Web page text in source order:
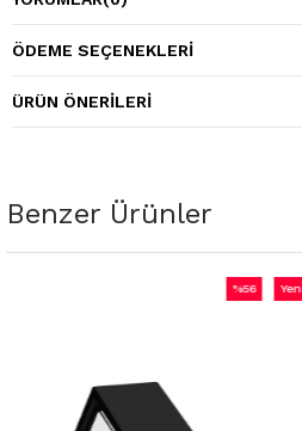
ÖDEME SEÇENEKLERI
ÜRÜN ÖNERILERI
Benzer Ürünler
%56
Yeni